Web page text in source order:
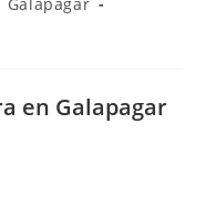
en Galapagar